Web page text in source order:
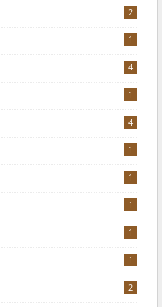
2
1
4
1
4
1
1
1
1
1
2